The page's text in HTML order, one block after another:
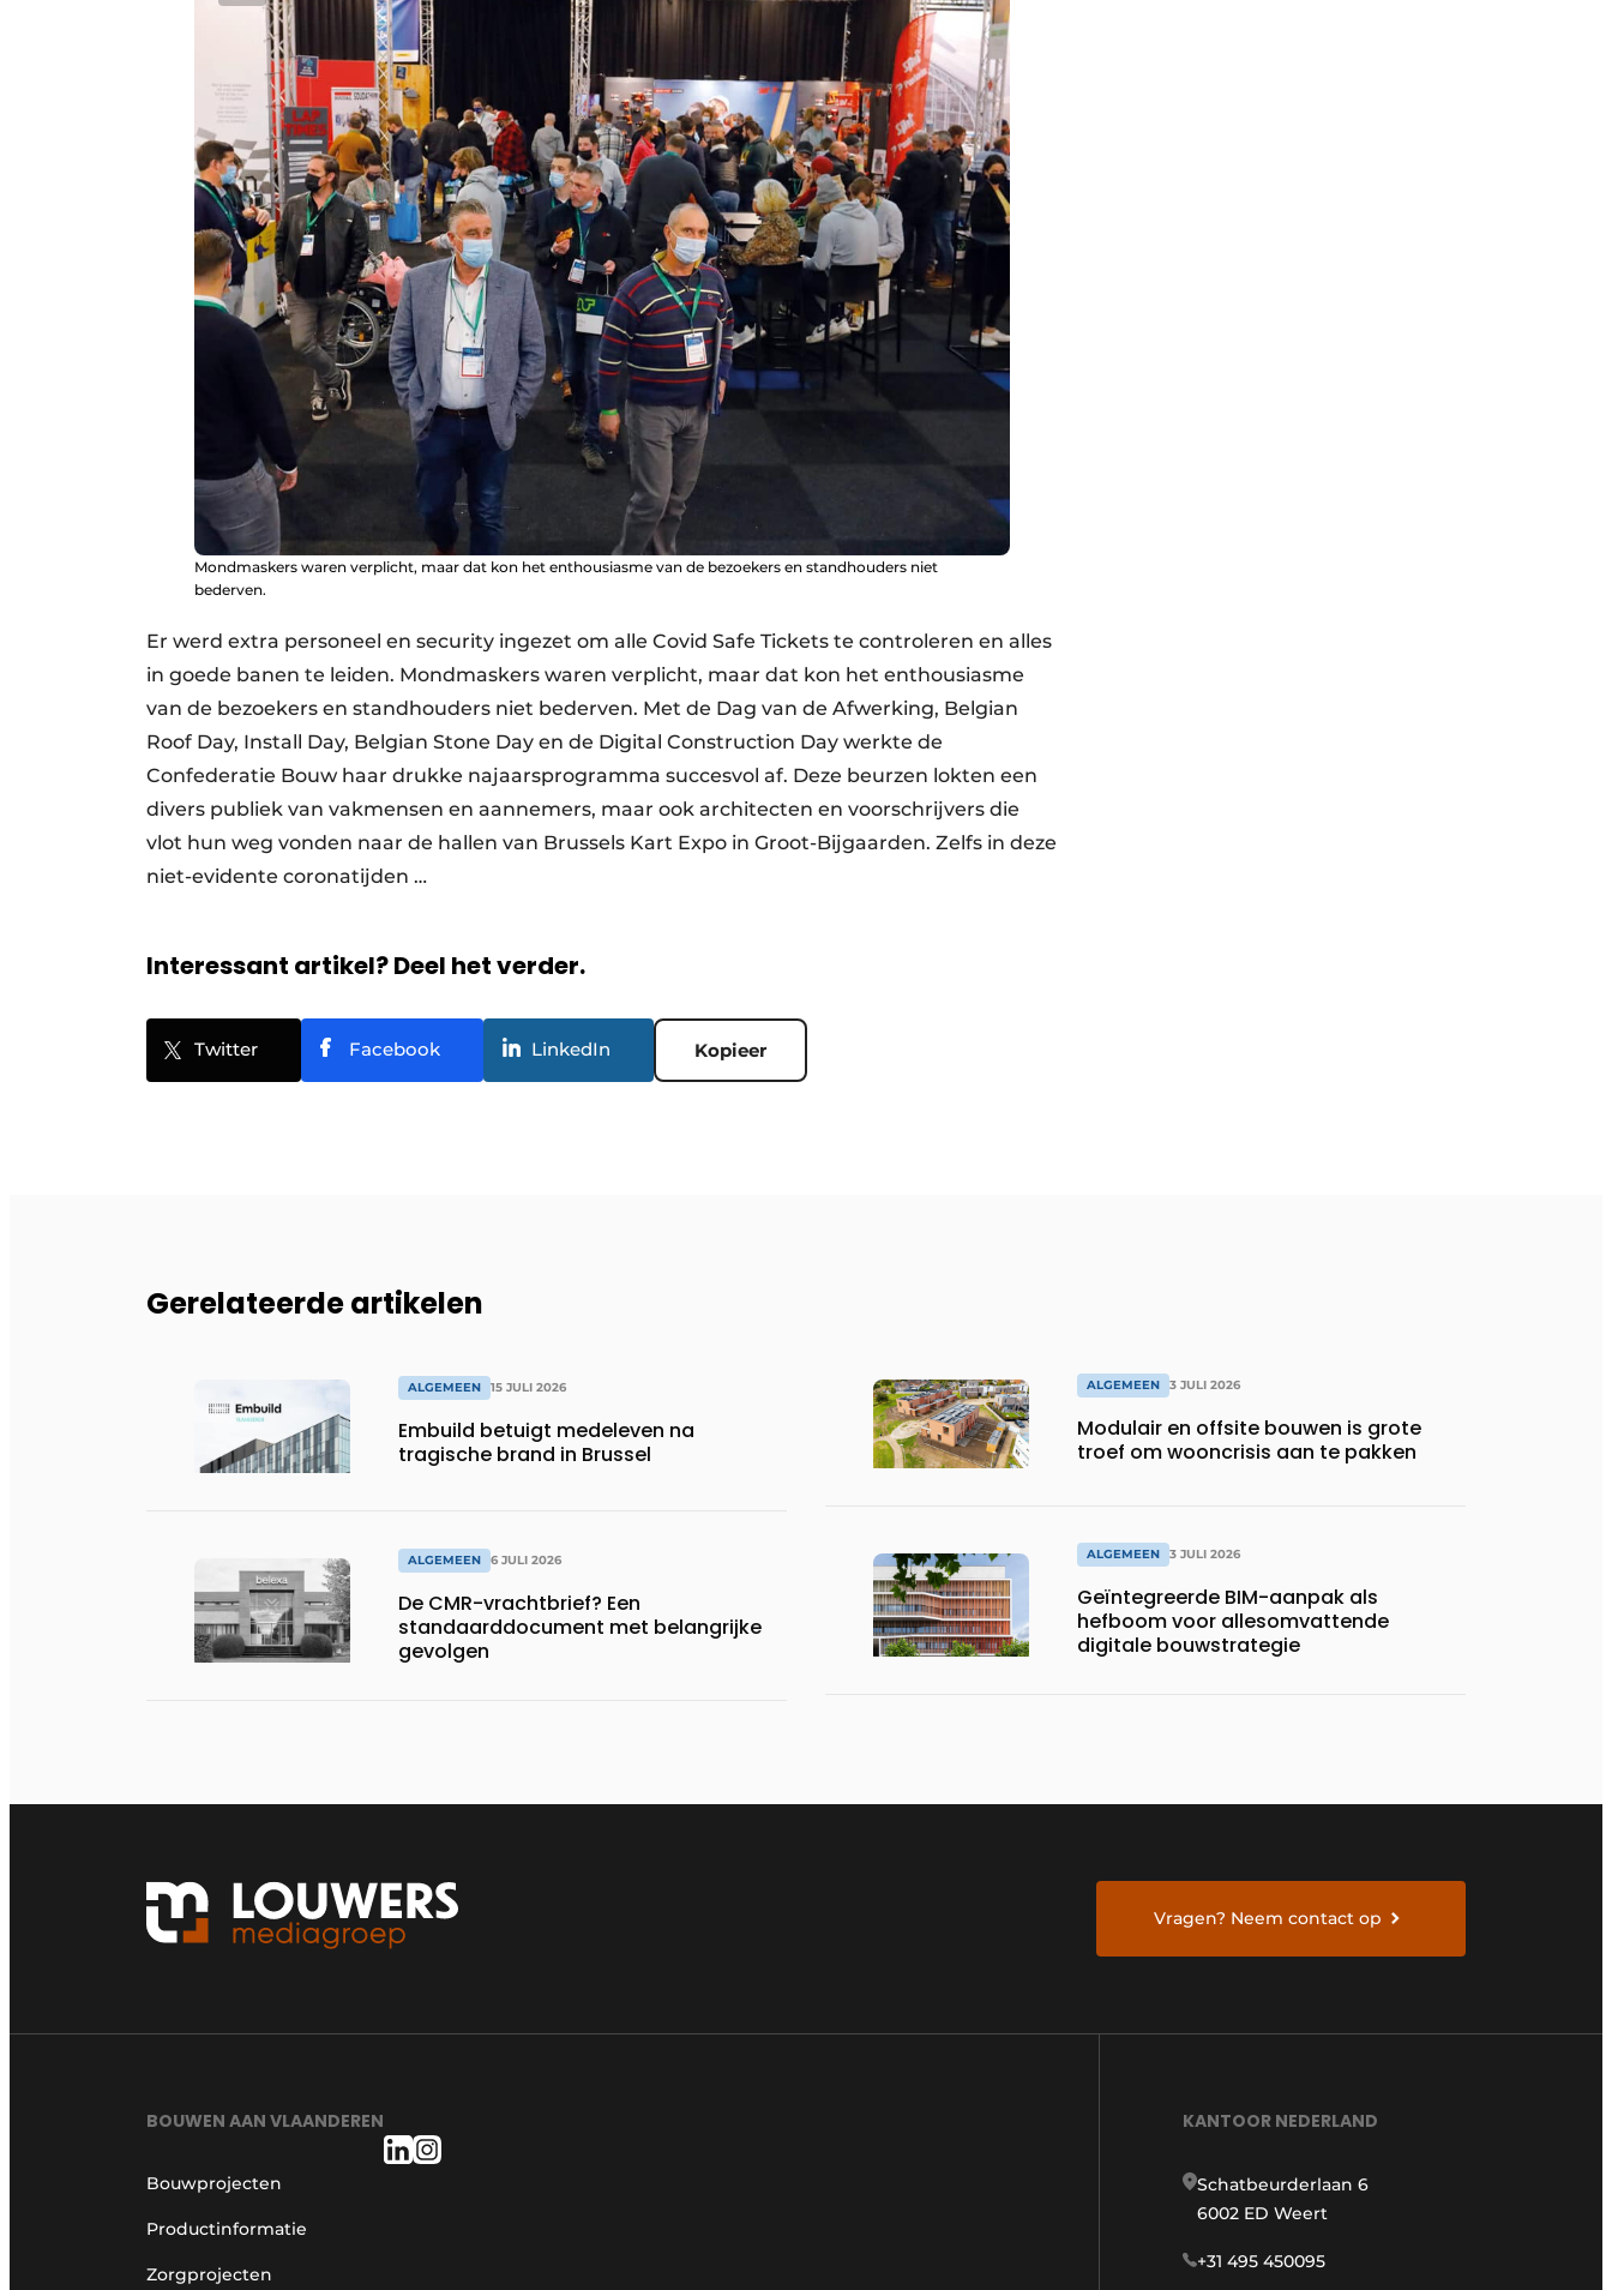
Mondmaskers waren verplicht, maar dat kon het enthousiasme van de bezoekers en standhouders niet
bederven.
Er werd extra personeel en security ingezet om alle Covid Safe Tickets te controleren en alles
in goede banen te leiden. Mondmaskers waren verplicht, maar dat kon het enthousiasme
van de bezoekers en standhouders niet bederven. Met de Dag van de Afwerking, Belgian
Roof Day, Install Day, Belgian Stone Day en de Digital Construction Day werkte de
Confederatie Bouw haar drukke najaarsprogramma succesvol af. Deze beurzen lokten een
divers publiek van vakmensen en aannemers, maar ook architecten en voorschrijvers die
vlot hun weg vonden naar de hallen van Brussels Kart Expo in Groot-Bijgaarden. Zelfs in deze
niet-evidente coronatijden …
Interessant artikel? Deel het verder.
Twitter Facebook LinkedIn Kopieer
Gerelateerde artikelen
ALGEMEEN 15 JULI 2026
Embuild betuigt medeleven na
tragische brand in Brussel
ALGEMEEN 6 JULI 2026
De CMR-vrachtbrief? Een
standaarddocument met belangrijke
gevolgen
ALGEMEEN 3 JULI 2026
Modulair en offsite bouwen is grote
troef om wooncrisis aan te pakken
ALGEMEEN 3 JULI 2026
Geïntegreerde BIM-aanpak als
hefboom voor allesomvattende
digitale bouwstrategie
Vragen? Neem contact op
BOUWEN AAN VLAANDEREN
Bouwprojecten
Productinformatie
Zorgprojecten
KANTOOR NEDERLAND
Schatbeurderlaan 6
6002 ED Weert
+31 495 450095